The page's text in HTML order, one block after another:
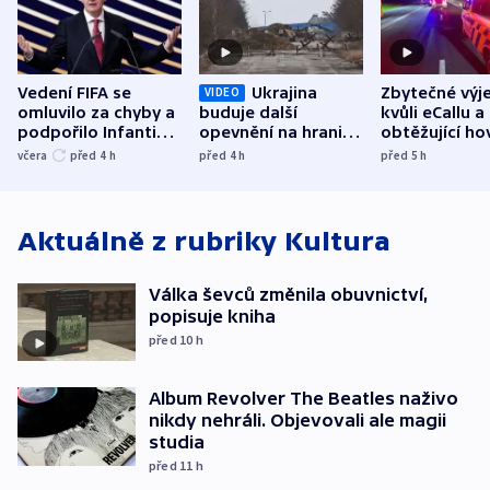
Vedení FIFA se
omluvilo za chyby a
podpořilo Infantina.
UEFA trvá na
včera před 4 h
VIDEO
Ukrajina
buduje další
opevnění na hranici
s Běloruskem
před 4h
Zbytečné
kvůli eCallu a
obtěžující
zdržují
před 5h
Aktuálně z rubriky Kultura
Válka ševců změnila obuvnictví,
popisuje kniha
před 10 h
Album Revolver The Beatles naživo
nikdy nehráli. Objevovali ale magii
studia
před 11 h